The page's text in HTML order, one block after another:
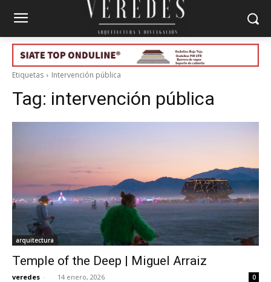
Etiquetas Intervención pública
Tag: intervención pública
arquitectura
Temple of the Deep | Miguel Arraiz
veredes - 14 enero, 2026 0